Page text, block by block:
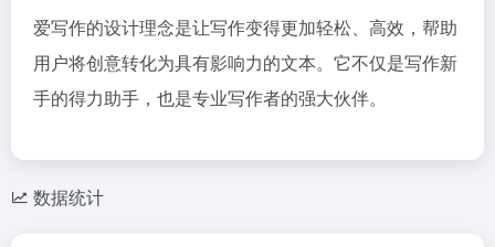
爱写作的设计理念是让写作变得更加轻松、高效，帮助
用户将创意转化为具有影响力的文本。它不仅是写作新
手的得力助手，也是专业写作者的强大伙伴。
数据统计